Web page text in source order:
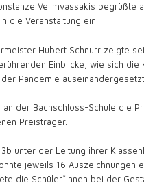
Velimvassakis begrüßte
die Veranstaltung ein.
Hubert Schnurr zeigte
Einblicke, wie sich die
Pandemie auseinandergesetzt
an der Bachschloss-Schule die
Preisträger.
unter der Leitung ihrer
jeweils 16 Auszeichnungen
die Schüler*innen bei der